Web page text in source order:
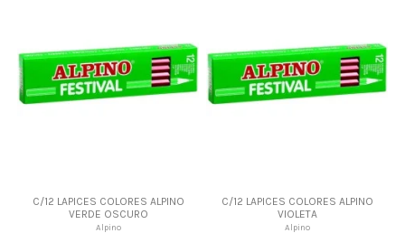
C/12 LAPICES COLORES ALPINO
VERDE OSCURO
Alpino
C/12 LAPICES COLORES ALPINO
VIOLETA
Alpino